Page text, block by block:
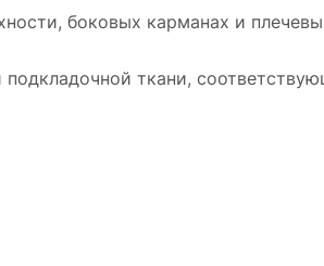
боковых карманах и
подкладочной ткани,